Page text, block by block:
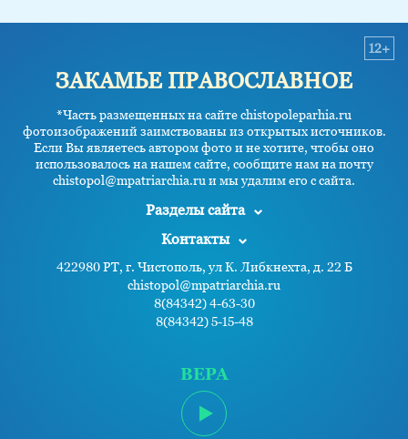
ЗАКАМЬЕ ПРАВОСЛАВНОЕ
*Часть размещенных на сайте chistopoleparhia.ru
фотоизображений заимствованы из открытых источников.
Если Вы являетесь автором фото и не хотите, чтобы оно
использовалось на нашем сайте, сообщите нам на почту
chistopol@mpatriarchia.ru и мы удалим его с сайта.
12+
Разделы сайта
Контакты
422980 РТ, г. Чистополь, ул К. Либкнехта, д. 22 Б
chistopol@mpatriarchia.ru
8(84342) 4-63-30
8(84342) 5-15-48
ВЕРА